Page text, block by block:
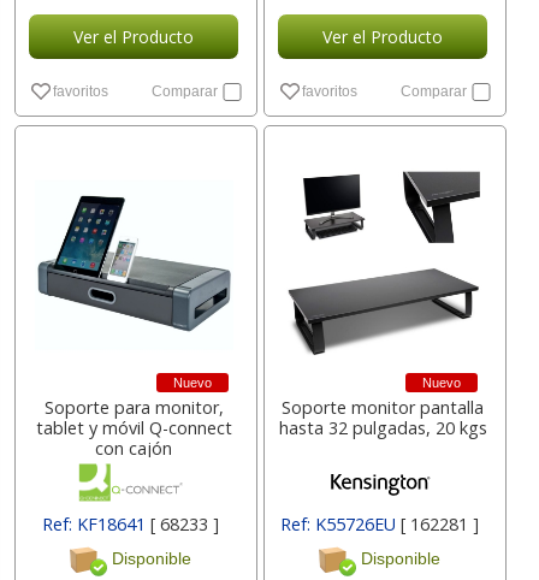
Ver el Producto
favoritos Comparar
Ver el Producto
favoritos Comparar
Nuevo
Soporte para monitor,
tablet y móvil Q-connect
con cajón
Ref: KF18641 [ 68233 ]
Disponible
Nuevo
Soporte monitor pantalla
hasta 32 pulgadas, 20 kgs
Ref: K55726EU [ 162281 ]
Disponible